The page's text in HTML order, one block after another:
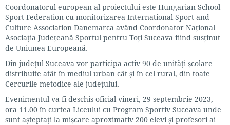
Coordonatorul european al proiectului este Hungarian School
Sport Federation cu monitorizarea International Sport and
Culture Association Danemarca având Coordonator Național
Asociația Județeană Sportul pentru Toți Suceava fiind susținut
de Uniunea Europeană.
Din județul Suceava vor participa activ 90 de unități școlare
distribuite atât în mediul urban cât și în cel rural, din toate
Cercurile metodice ale județului.
Evenimentul va fi deschis oficial vineri, 29 septembrie 2023,
ora 11.00 în curtea Liceului cu Program Sportiv Suceava unde
sunt așteptați la mișcare aproximativ 200 elevi și profesori ai